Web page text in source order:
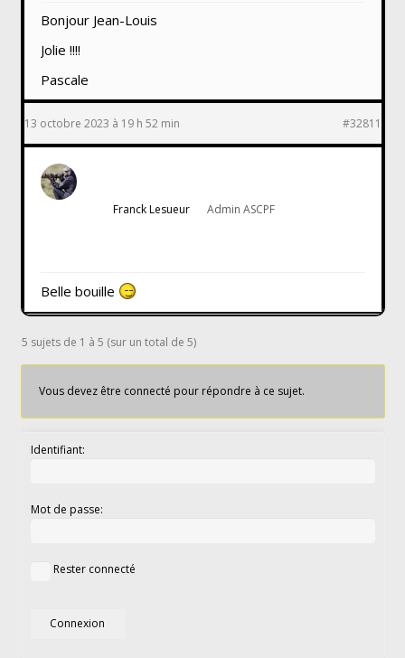
Bonjour Jean-Louis
Jolie !!!!
Pascale
13 octobre 2023 à 19 h 52 min #32811
Franck Lesueur Admin ASCPF
Belle bouille
5 sujets de 1 à 5 (sur un total de 5)
Vous devez être connecté pour répondre à ce sujet.
Identifiant:
Mot de passe:
Rester connecté
Connexion